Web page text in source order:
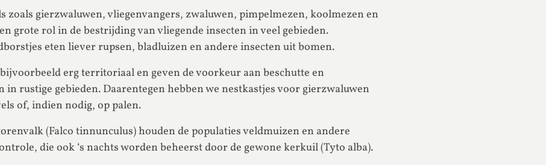
zoals gierzwaluwen, vliegenvangers, zwaluwen, pimpelmezen, koolmezen en
grote rol in de bestrijding van vliegende insecten in veel gebieden.
eten liever rupsen, bladluizen en andere insecten uit bomen.
erg territoriaal en geven de voorkeur aan beschutte en
in rustige gebieden. Daarentegen hebben we nestkastjes voor gierzwaluwen
of, indien nodig, op palen.
(Falco tinnunculus) houden de populaties veldmuizen en andere
die ook ‘s nachts worden beheerst door de gewone kerkuil (Tyto alba).